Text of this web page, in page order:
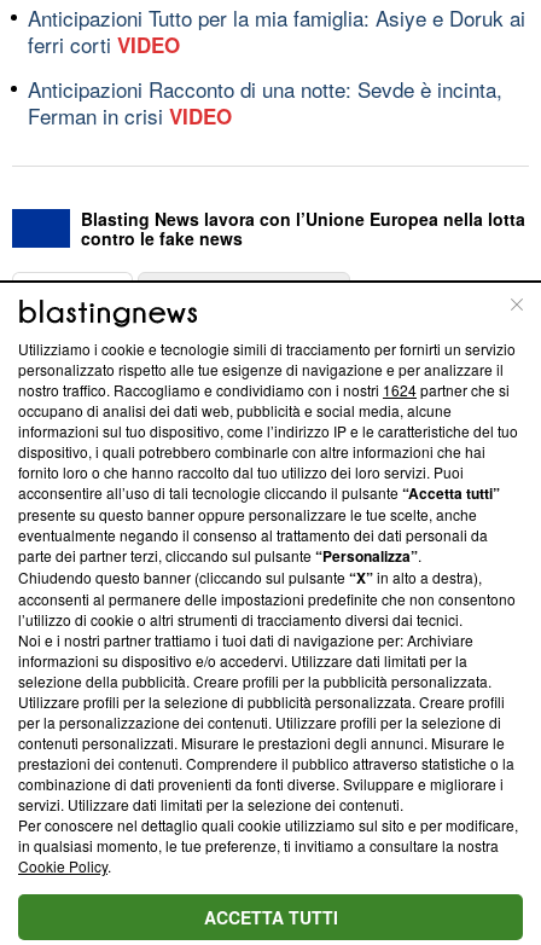
Anticipazioni Tutto per la mia famiglia: Asiye e Doruk ai
ferri corti VIDEO
Anticipazioni Racconto di una notte: Sevde è incinta,
Ferman in crisi VIDEO
Blasting News lavora con l’Unione Europea nella lotta
contro le fake news
ABOUT
Questa sezione offre informazioni trasparenti su Blasting
News, sui nostri processi editoriali e su come ci impegniamo a
creare news di qualità. Inoltre, afferma la nostra aderenza a
‘Trust Project - News with Integrity’Blasting News non è
ancora membro del programma, ma ha richiesto di farne
parte; Trust Project non ha ancora effettuato una verifica di
conformità agli standard.
Su di noi
Team editoriale
Corporate
Redazione
Informativa Privacy
Cookie Policy
Blasting SA, IDI CHE-247.845.224, Via Carlo Frasca, 3 - 6900
Lugano (Svizzera) Tel:+39 0690258937
© 2026 Blasting News
Utilizziamo i cookie e tecnologie simili di tracciamento per fornirti un servizio
personalizzato rispetto alle tue esigenze di navigazione e per analizzare il
nostro traffico. Raccogliamo e condividiamo con i nostri 1624partner che si
occupano di analisi dei dati web, pubblicità e social media, alcune
informazioni sul tuo dispositivo, come l’indirizzo IP e le caratteristiche del tuo
dispositivo, i quali potrebbero combinarle con altre informazioni che hai
fornito loro o che hanno raccolto dal tuo utilizzo dei loro servizi. Puoi
acconsentire all’uso di tali tecnologie cliccando il pulsante“Accetta tutti”
presente su questo banner oppure personalizzare le tue scelte, anche
eventualmente negando il consenso al trattamento dei dati personali da
parte dei partner terzi, cliccando sul pulsante“Personalizza”.
Chiudendo questo banner (cliccando sul pulsante“X”in alto a destra),
acconsenti al permanere delle impostazioni predefinite che non consentono
l’utilizzo di cookie o altri strumenti di tracciamento diversi dai tecnici.
Noi e i nostri partner trattiamo i tuoi dati di navigazione per: Archiviare
informazioni su dispositivo e/o accedervi. Utilizzare dati limitati per la
selezione della pubblicità. Creare profili per la pubblicità personalizzata.
Utilizzare profili per la selezione di pubblicità personalizzata. Creare profili
per la personalizzazione dei contenuti. Utilizzare profili per la selezione di
contenuti personalizzati. Misurare le prestazioni degli annunci. Misurare le
prestazioni dei contenuti. Comprendere il pubblico attraverso statistiche o la
combinazione di dati provenienti da fonti diverse. Sviluppare e migliorare i
servizi. Utilizzare dati limitati per la selezione dei contenuti.
Per conoscere nel dettaglio quali cookie utilizziamo sul sito e per modificare,
in qualsiasi momento, le tue preferenze, ti invitiamo a consultare la nostra
Cookie Policy.
ACCETTA TUTTI